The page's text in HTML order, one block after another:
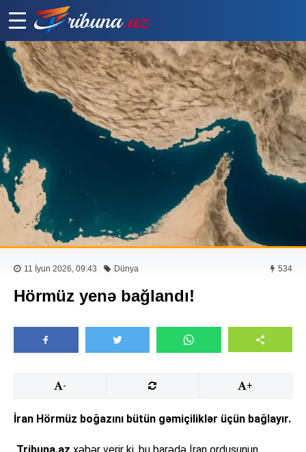
11 İyun 2026, 09:43 Dünya 534
Hörmüz yenə bağlandı!
- +
İran Hörmüz boğazını bütün gəmiçiliklər üçün bağlayır.